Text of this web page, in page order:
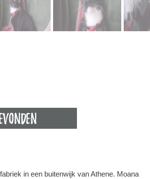
in een buitenwijk van Athene. Moana